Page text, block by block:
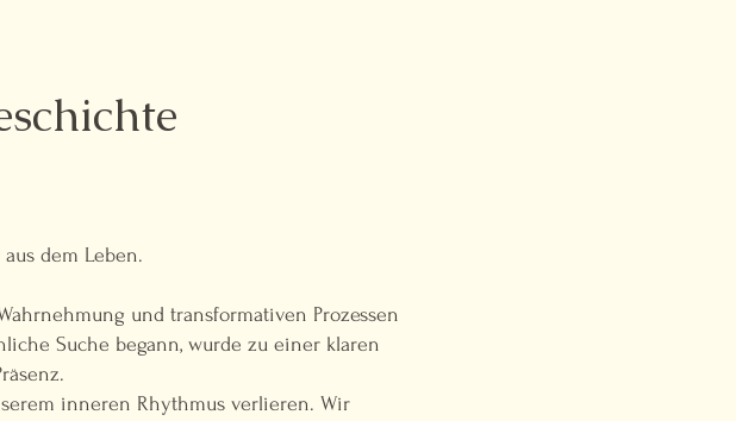
dem Leben.
und transformativen Prozessen
Suche begann, wurde zu einer klaren
inneren Rhythmus verlieren. Wir